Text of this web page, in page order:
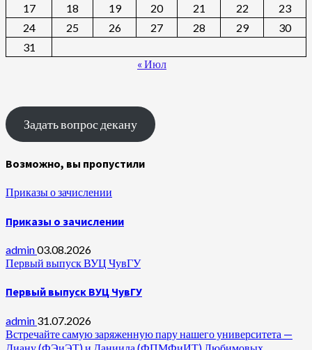
17
18 19 20 21 22
23
24
25 26 27 28 29
30
31
« Июл
Задать вопрос декану
Возможно, вы пропустили
Приказы о зачислении
Приказы о зачислении
admin03.08.2026
Первый выпуск ВУЦ ЧувГУ
Первый выпуск ВУЦ ЧувГУ
admin 31.07.2026
Встречайте самую заряженную пару нашего университета —
Диану (ФЭиЭТ) и Даниила (ФПМФиИТ) Любимовых